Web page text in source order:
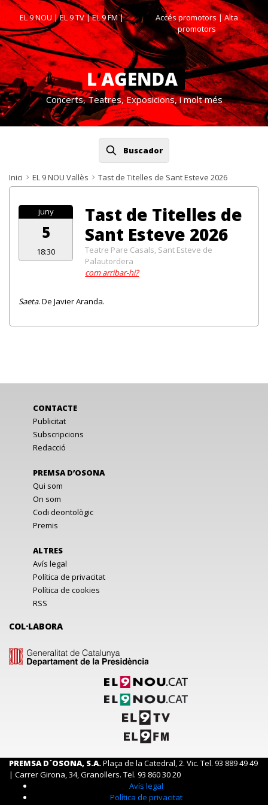
EL 9 NOU|EL 9 TV|EL 9 FM| Accés promotors| Alta
promotors
Concerts, Teatres, Exposicions, i molt més
Buscador
Inici EL 9 NOU Vallès Tast de Titelles de Sant Esteve 2026
juny
5
18:30
Tast de Titelles de
Sant Esteve 2026
Teatre Pare Casals, Sant Esteve de
Palautordera
com arribar-hi?
Saeta. De Javier Aranda.
CONTACTE
Publicitat
Subscripcions
Redacció
PREMSA D’OSONA
Qui som
On som
Codi deontològic
Premis
ALTRES
Avís legal
Política de privacitat
Política de cookies
RSS
COL·LABORA
PREMSA D´OSONA, S.A.Plaça de la Catedral, 2. Vic. Tel. 93 889 49 49
| Carrer Girona, 34, Granollers. Tel. 93 860 30 20
Avís legal
Política de privacitat